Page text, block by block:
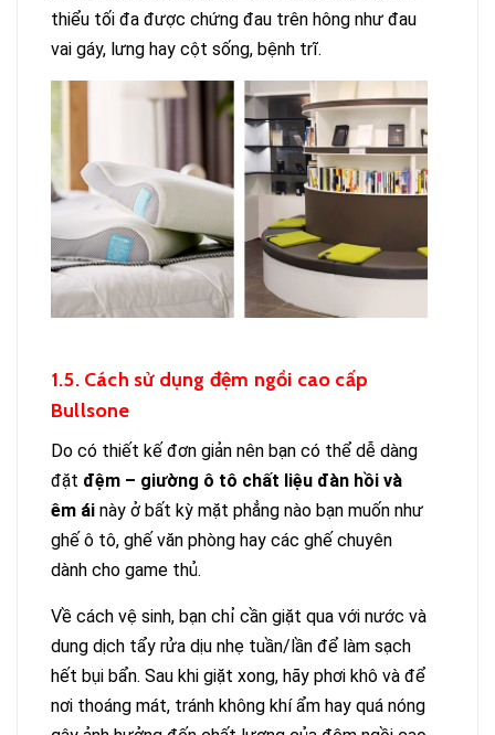
thiểu tối đa được chứng đau trên hông như đau
vai gáy, lưng hay cột sống, bệnh trĩ.
1.5. Cách sử dụng đệm ngồi cao cấp
Bullsone
Do có thiết kế đơn giản nên bạn có thể dễ dàng
đặt đệm – giường ô tô chất liệu đàn hồi và
êm ái này ở bất kỳ mặt phẳng nào bạn muốn như
ghế ô tô, ghế văn phòng hay các ghế chuyên
dành cho game thủ.
Về cách vệ sinh, bạn chỉ cần giặt qua với nước và
dung dịch tẩy rửa dịu nhẹ tuần/lần để làm sạch
hết bụi bẩn. Sau khi giặt xong, hãy phơi khô và để
nơi thoáng mát, tránh không khí ẩm hay quá nóng